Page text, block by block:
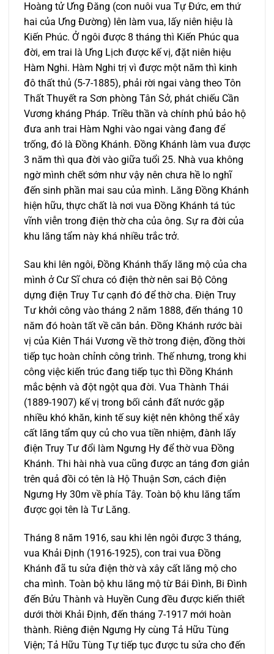
Hoàng tử Ưng Ðăng (con nuôi vua Tự Ðức, em thứ
hai của Ưng Ðường) lên làm vua, lấy niên hiệu là
Kiến Phúc. Ở ngôi được 8 tháng thì Kiến Phúc qua
đời, em trai là Ưng Lịch được kế vị, đặt niên hiệu
Hàm Nghi. Hàm Nghi trị vì được một năm thì kinh
đô thất thủ (5-7-1885), phải rời ngai vàng theo Tôn
Thất Thuyết ra Sơn phòng Tân Sở, phát chiếu Cần
Vương kháng Pháp. Triều thần và chính phủ bảo hộ
đưa anh trai Hàm Nghi vào ngai vàng đang để
trống, đó là Ðồng Khánh. Ðồng Khánh làm vua được
3 năm thì qua đời vào giữa tuổi 25. Nhà vua không
ngờ mình chết sớm như vậy nên chưa hề lo nghĩ
đến sinh phần mai sau của mình. Lăng Ðồng Khánh
hiện hữu, thực chất là nơi vua Ðồng Khánh tá túc
vĩnh viễn trong điện thờ cha của ông. Sự ra đời của
khu lăng tẩm này khá nhiều trắc trở.
Sau khi lên ngôi, Ðồng Khánh thấy lăng mộ của cha
mình ở Cư Sĩ chưa có điện thờ nên sai Bộ Công
dựng điện Truy Tư cạnh đó để thờ cha. Ðiện Truy
Tư khởi công vào tháng 2 năm 1888, đến tháng 10
năm đó hoàn tất về căn bản. Ðồng Khánh rước bài
vị của Kiên Thái Vương về thờ trong điện, đồng thời
tiếp tục hoàn chỉnh công trình. Thế nhưng, trong khi
công việc kiến trúc đang tiếp tục thì Ðồng Khánh
mắc bệnh và đột ngột qua đời. Vua Thành Thái
(1889-1907) kế vị trong bối cảnh đất nước gặp
nhiều khó khăn, kinh tế suy kiệt nên không thể xây
cất lăng tẩm quy củ cho vua tiền nhiệm, đành lấy
điện Truy Tư đổi làm Ngưng Hy để thờ vua Ðồng
Khánh. Thi hài nhà vua cũng được an táng đơn giản
trên quả đồi có tên là Hộ Thuận Sơn, cách điện
Ngưng Hy 30m về phía Tây. Toàn bộ khu lăng tẩm
được gọi tên là Tư Lăng.
Tháng 8 năm 1916, sau khi lên ngôi được 3 tháng,
vua Khải Ðịnh (1916-1925), con trai vua Ðồng
Khánh đã tu sửa điện thờ và xây cất lăng mộ cho
cha mình. Toàn bộ khu lăng mộ từ Bái Ðình, Bi Ðình
đến Bửu Thành và Huyền Cung đều được kiến thiết
dưới thời Khải Ðịnh, đến tháng 7-1917 mới hoàn
thành. Riêng điện Ngưng Hy cùng Tả Hữu Tùng
Viện; Tả Hữu Tùng Tự tiếp tục được tu sửa cho đến